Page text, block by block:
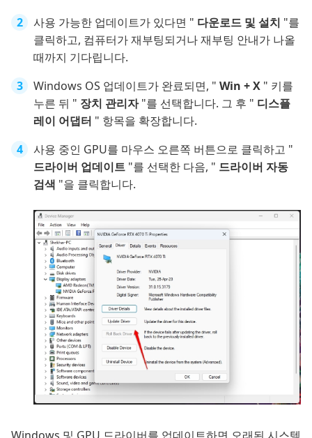
사용 가능한 업데이트가 있다면 " 다운로드 및 설치 "를
클릭하고, 컴퓨터가 재부팅되거나 재부팅 안내가 나올
때까지 기다립니다.
Windows OS 업데이트가 완료되면, " Win + X " 키를
누른 뒤 " 장치 관리자"를 선택합니다. 그 후 " 디스플
레이 어댑터 " 항목을 확장합니다.
사용 중인 GPU를 마우스 오른쪽 버튼으로 클릭하고 "
드라이버 업데이트 "를 선택한 다음, " 드라이버 자동
검색 "을 클릭합니다.